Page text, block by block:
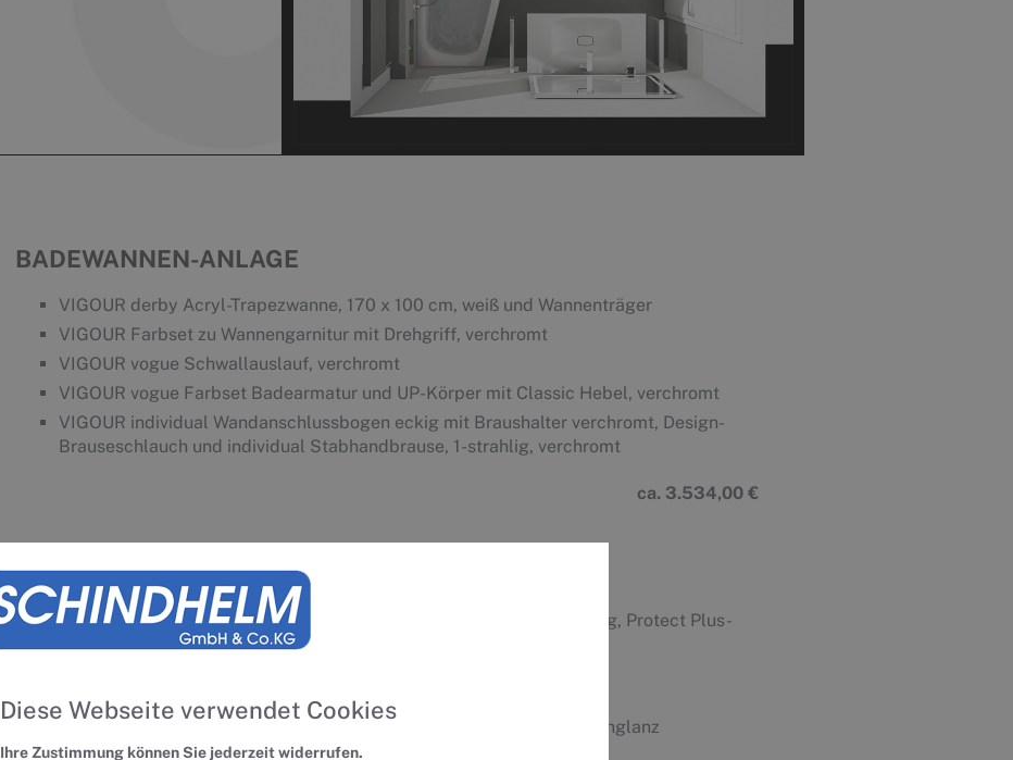
BADEWANNEN-ANLAGE
VIGOUR derby Acryl-Trapezwanne, 170 x 100 cm, weiß und Wannenträger
VIGOUR Farbset zu Wannengarnitur mit Drehgriff, verchromt
VIGOUR vogue Schwallauslauf, verchromt
VIGOUR vogue Farbset Badearmatur und UP-Körper mit Classic Hebel, verchromt
VIGOUR individual Wandanschlussbogen eckig mit Braushalter verchromt, Design-
Brauseschlauch und individual Stabhandbrause, 1-strahlig, verchromt
ca. 3.534,00 €
WASCHTISCH-ANLAGE
VIGOUR vogue Möbelwaschtisch, 100 x 50 cm, mit Ablaufabdeckung, Protect Plus-
Beschichtung sowie Röhrensiphon und Eckventil
Ablaufgarnitur, verchromt
VIGOUR vogue Unterschrank, 25 x 49 x 100 cm, 1 Auszug, Grau Hochglanz
Diese Webseite verwendet Cookies
Ihre Zustimmung können Sie jederzeit widerrufen.